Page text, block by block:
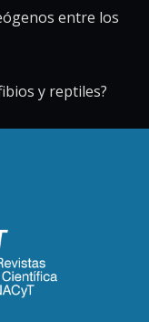
entre los
y reptiles?